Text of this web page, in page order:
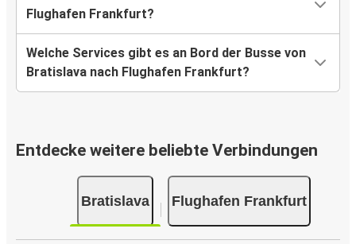
Flughafen Frankfurt?
Welche Services gibt es an Bord der Busse von
Bratislava nach Flughafen Frankfurt?
Entdecke weitere beliebte Verbindungen
Bratislava Flughafen Frankfurt